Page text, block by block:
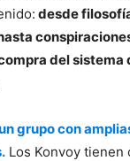
desde
del sistema
grupo con
Los Konvoy tienen